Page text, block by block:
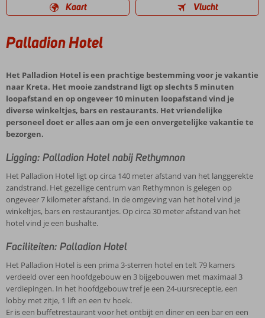
Kaart Vlucht
Palladion Hotel
Het Palladion Hotel is een prachtige bestemming voor je vakantie
naar Kreta. Het mooie zandstrand ligt op slechts 5 minuten
loopafstand en op ongeveer 10 minuten loopafstand vind je
diverse winkeltjes, bars en restaurants. Het vriendelijke
personeel doet er alles aan om je een onvergetelijke vakantie te
bezorgen.
Ligging: Palladion Hotel nabij Rethymnon
Het Palladion Hotel ligt op circa 140 meter afstand van het langgerekte
zandstrand. Het gezellige centrum van Rethymnon is gelegen op
ongeveer 7 kilometer afstand. In de omgeving van het hotel vind je
winkeltjes, bars en restaurantjes. Op circa 30 meter afstand van het
hotel vind je een bushalte.
Faciliteiten: Palladion Hotel
Het Palladion Hotel is een prima 3-sterren hotel en telt 79 kamers
verdeeld over een hoofdgebouw en 3 bijgebouwen met maximaal 3
verdiepingen. In het hoofdgebouw tref je een 24-uursreceptie, een
lobby met zitje, 1 lift en een tv hoek.
Er is een buffetrestaurant voor het ontbijt en diner en een bar en een